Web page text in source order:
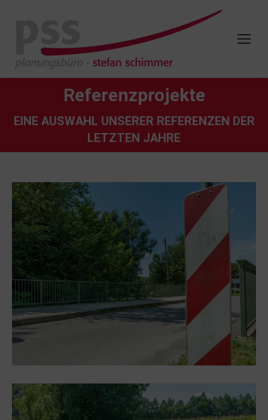
Referenzprojekte
EINE AUSWAHL UNSERER REFERENZEN DER
LETZTEN JAHRE